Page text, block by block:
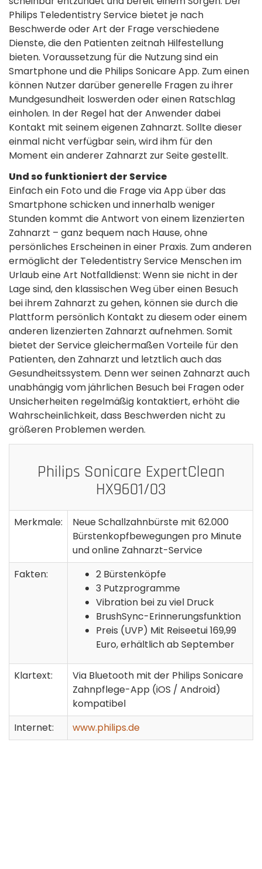
Philips Teledentistry Service bietet je nach
Beschwerde oder Art der Frage verschiedene
Dienste, die den Patienten zeitnah Hilfestellung
bieten. Voraussetzung für die Nutzung sind ein
Smartphone und die Philips Sonicare App. Zum einen
können Nutzer darüber generelle Fragen zu ihrer
Mundgesundheit loswerden oder einen Ratschlag
einholen. In der Regel hat der Anwender dabei
Kontakt mit seinem eigenen Zahnarzt. Sollte dieser
einmal nicht verfügbar sein, wird ihm für den
Moment ein anderer Zahnarzt zur Seite gestellt.
Und so funktioniert der Service
Einfach ein Foto und die Frage via App über das
Smartphone schicken und innerhalb weniger
Stunden kommt die Antwort von einem lizenzierten
Zahnarzt – ganz bequem nach Hause, ohne
persönliches Erscheinen in einer Praxis. Zum anderen
ermöglicht der Teledentistry Service Menschen im
Urlaub eine Art Notfalldienst: Wenn sie nicht in der
Lage sind, den klassischen Weg über einen Besuch
bei ihrem Zahnarzt zu gehen, können sie durch die
Plattform persönlich Kontakt zu diesem oder einem
anderen lizenzierten Zahnarzt aufnehmen. Somit
bietet der Service gleichermaßen Vorteile für den
Patienten, den Zahnarzt und letztlich auch das
Gesundheitssystem. Denn wer seinen Zahnarzt auch
unabhängig vom jährlichen Besuch bei Fragen oder
Unsicherheiten regelmäßig kontaktiert, erhöht die
Wahrscheinlichkeit, dass Beschwerden nicht zu
größeren Problemen werden.
Philips Sonicare ExpertClean
HX9601/03
Merkmale:
Neue Schallzahnbürste mit 62.000
Bürstenkopfbewegungen pro Minute
und online Zahnarzt-Service
Fakten:
2 Bürstenköpfe
3 Putzprogramme
Vibration bei zu viel Druck
BrushSync-Erinnerungsfunktion
Preis (UVP) Mit Reiseetui 169,99
Euro, erhältlich ab September
Klartext:
Via Bluetooth mit der Philips Sonicare
Zahnpflege-App (iOS / Android)
kompatibel
Internet:
www.philips.de